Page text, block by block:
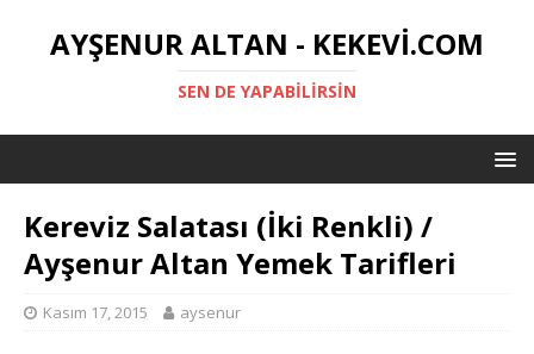
AYŞENUR ALTAN - KEKEVI.COM
SEN DE YAPABILIRSIN
Kereviz Salatası (İki Renkli) /
Ayşenur Altan Yemek Tarifleri
Kasım 17, 2015 aysenur